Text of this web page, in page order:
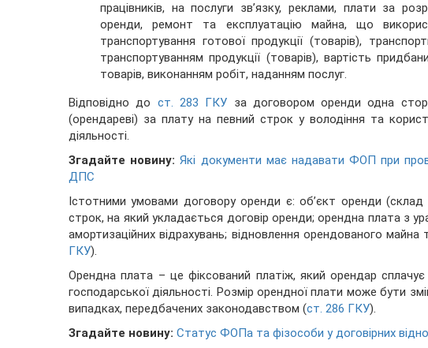
працівників, на послуги зв’язку, реклами, плати за
оренди, ремонт та експлуатацію майна, що
транспортування готової продукції (товарів),
транспортуванням продукції (товарів), вартість
товарів, виконанням робіт, наданням послуг.
Відповідно до ст. 283 ГКУ за договором оренди одна
(орендареві) за плату на певний строк у володіння та
діяльності.
Згадайте новину:Які документи має надавати ФОП при
ДПС
Істотними умовами договору оренди є: об’єкт оренди (склад і
строк, на який укладається договір оренди; орендна плата з
амортизаційних відрахувань; відновлення орендованого
ГКУ).
Орендна плата – це фіксований платіж, який орендар
господарської діяльності. Розмір орендної плати може бути
випадках, передбачених законодавством (ст. 286 ГКУ).
Згадайте новину: Статус ФОПа та фізособи у договірних